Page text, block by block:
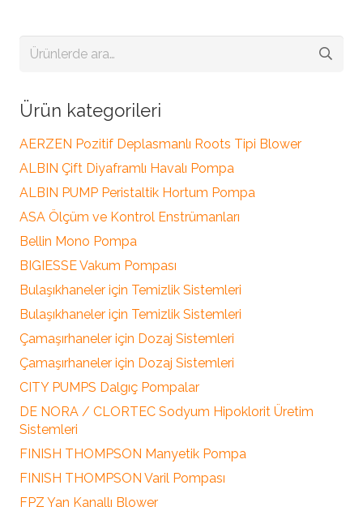
Ara:
Ürün kategorileri
AERZEN Pozitif Deplasmanlı Roots Tipi Blower
ALBIN Çift Diyaframlı Havalı Pompa
ALBIN PUMP Peristaltik Hortum Pompa
ASA Ölçüm ve Kontrol Enstrümanları
Bellin Mono Pompa
BIGIESSE Vakum Pompası
Bulaşıkhaneler için Temizlik Sistemleri
Bulaşıkhaneler için Temizlik Sistemleri
Çamaşırhaneler için Dozaj Sistemleri
Çamaşırhaneler için Dozaj Sistemleri
CITY PUMPS Dalgıç Pompalar
DE NORA / CLORTEC Sodyum Hipoklorit Üretim
Sistemleri
FINISH THOMPSON Manyetik Pompa
FINISH THOMPSON Varil Pompası
FPZ Yan Kanallı Blower